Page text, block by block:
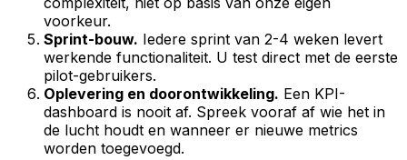
voorkeur.
Sprint-bouw. Iedere sprint van 2-4 weken levert
werkende functionaliteit. U test direct met de eerste
pilot-gebruikers.
Oplevering en doorontwikkeling. Een KPI-
dashboard is nooit af. Spreek vooraf af wie het in
de lucht houdt en wanneer er nieuwe metrics
worden toegevoegd.